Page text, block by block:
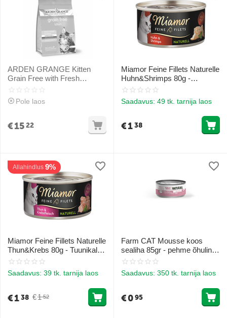
ARDEN GRANGE Kitten
Grain Free with Fresh
Teraviljavaba toit kana ja
kartuliga kassipoegadele,
kassidele
Pole laos
€1522
Miamor Feine Fillets Naturelle
Huhn&Shrimps 80g -
Kanafilee tükkidega koos
Saadavus: 49 tk. tarnija laos
€138
Allahindlus 9%
Miamor Feine Fillets Naturelle
Thun&Krebs 80g - Tuunikala
filee tükid krabilihaga oma
Saadavus: 39 tk. tarnija laos
€1 52
€138
Farm CAT Mousse koos
sealiha 85gr - pehme õhuline
pasteet sealihaga
Saadavus: 350 tk. tarnija laos
€095